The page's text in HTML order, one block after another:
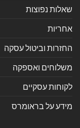
שאלות נפוצות
אחריות
החזרות וביטול עסקה
משלוחים ואספקה
לקוחות עסקיים
מידע על בראומרס